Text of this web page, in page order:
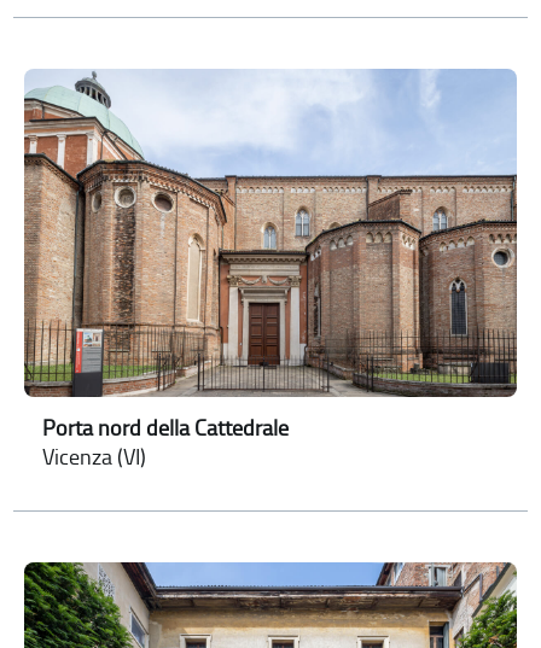
Porta nord della Cattedrale
Vicenza (VI)